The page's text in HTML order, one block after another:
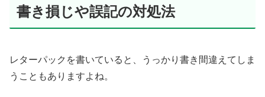
書き損じや誤記の対処法
レターパックを書いていると、うっかり書き間違えてしま
うこともありますよね。